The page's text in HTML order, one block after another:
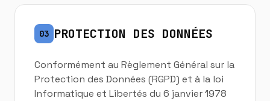
03 PROTECTION DES DONNÉES
Conformément au Règlement Général sur la
Protection des Données (RGPD) et à la loi
Informatique et Libertés du 6 janvier 1978